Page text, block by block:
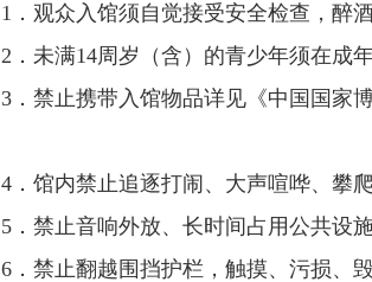
1．观众入馆须自觉接受安全检查，醉
2．未满14周岁（含）的青少年须在成
3．禁止携带入馆物品详见《中国国家
4．馆内禁止追逐打闹、大声喧哗、攀
5．禁止音响外放、长时间占用公共设
6．禁止翻越围挡护栏，触摸、污损、